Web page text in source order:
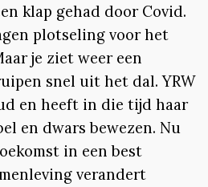
klap gehad door Covid.
plotseling voor het
je ziet weer een
snel uit het dal. YRW
en heeft in die tijd haar
en dwars bewezen. Nu
in een best
verandert